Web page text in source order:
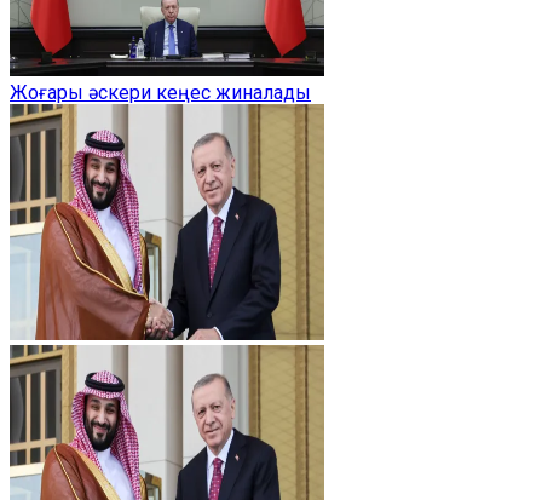
Жоғары әскери кеңес жиналады